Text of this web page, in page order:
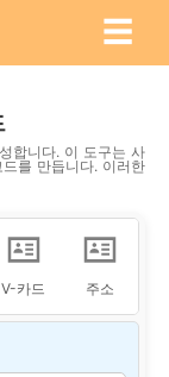
☰
합니다. 이 도구는 사
를 만듭니다. 이러한
V-카드 주소